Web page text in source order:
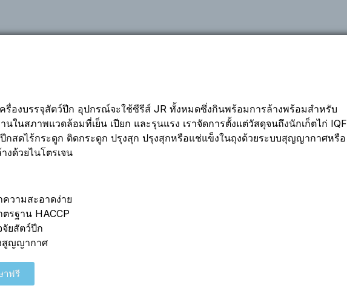
รื่องบรรจุสัตว์ปีก อุปกรณ์จะใช้ซีรีส์ JR ทั้งหมดซึ่งกินพร้อมการล้างพร้อมสำหรับ
นในสภาพแวดล้อมที่เย็น เปียก และรุนแรง เราจัดการตั้งแต่วัสดุจนถึงนักเก็ตไก่ IQF
กสดไร้กระดูก ติดกระดูก ปรุงสุก ปรุงสุกหรือแช่แข็งในถุงด้วยระบบสุญญากาศหรือ
งด้วยไนโตรเจน
ความสะอาดง่าย
ตรฐาน HACCP
จัยสัตว์ปีก
สูญญากาศ
าฟรี